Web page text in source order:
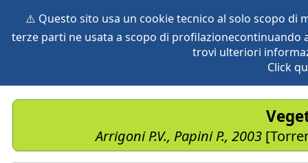
⚠️ Questo sito usa un cookie tecnico al solo scopo di
terze parti ne usata a scopo di
trovi ulteriori
Click
vegetation global db
Arrigoni P.V., Papini P., 2003